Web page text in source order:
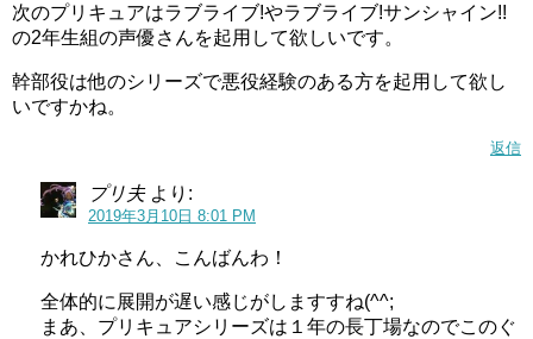
次のプリキュアはラブライブ!やラブライブ!サンシャイン!!
の2年生組の声優さんを起用して欲しいです。
幹部役は他のシリーズで悪役経験のある方を起用して欲し
いですかね。
返信
プリ夫 より:
2019年3月10日 8:01 PM
かれひかさん、こんばんわ！
全体的に展開が遅い感じがしますすね(^^;
まあ、プリキュアシリーズは１年の長丁場なのでこのぐ